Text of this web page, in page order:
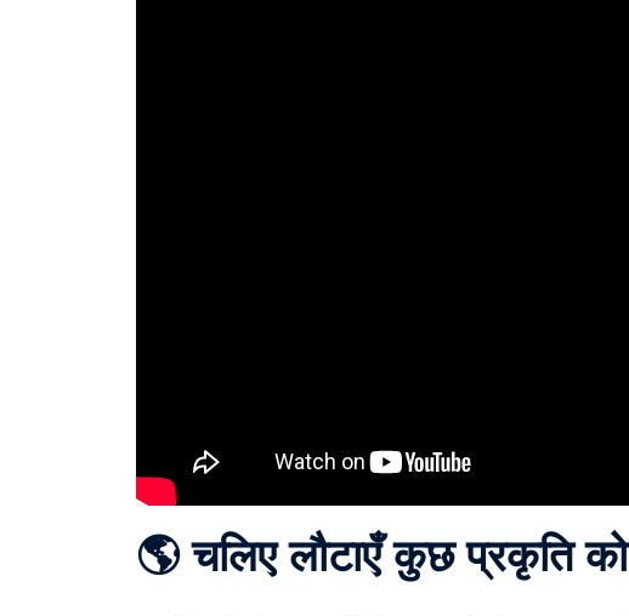
🌎 चलिए लौटाएँ कुछ प्रकृति को